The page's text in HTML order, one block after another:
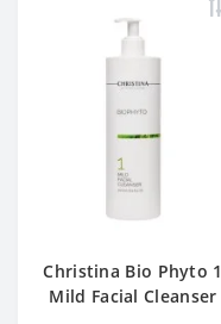
Christina Bio Phyto 1
Mild Facial Cleanser